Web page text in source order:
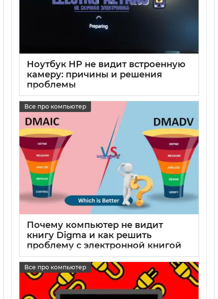
Ноутбук HP не видит встроенную
камеру: причины и решения
проблемы
Все про компьютер
Почему компьютер не видит
книгу Digma и как решить
проблему с электронной книгой
Digma
17 05 2025 0
Все про компьютер